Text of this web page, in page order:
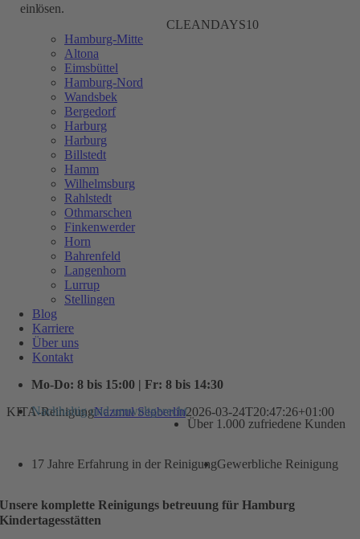
einlösen.
CLEANDAYS10
Hamburg-Mitte
Altona
Eimsbüttel
Hamburg-Nord
Wandsbek
Bergedorf
Harburg
Harburg
Billstedt
Hamm
Wilhelmsburg
Rahlstedt
Othmarschen
Finkenwerder
Horn
Bahrenfeld
Langenhorn
Lurrup
Stellingen
Blog
Karriere
Über uns
Kontakt
Mo-Do: 8 bis 15:00 | Fr: 8 bis 14:30
KITA-ReinigungNazmul Seoberlin2026-03-24T20:47:26+01:00
Nachhaltig und umweltgerecht
Über 1.000 zufriedene Kunden
17 Jahre Erfahrung in der ReinigungGewerbliche Reinigung
Unsere komplette Reinigungs betreuung für Hamburg
Kindertagesstätten